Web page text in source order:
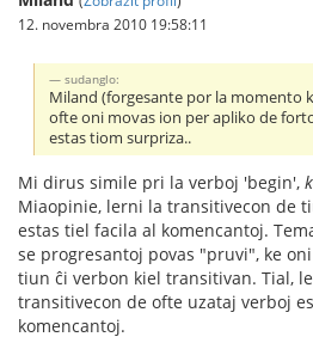
12. novembra 2010 19:58:11
sudanglo:
Miland (forgesante por la momento
ofte oni movas ion per apliko de
estas tiom surpriza..
Mi dirus simile pri la verboj 'begin',
Miaopinie, lerni la transitivecon de
estas tiel facila al komencantoj.
se progresantoj povas "pruvi", ke
tiun ĉi verbon kiel transitivan. Tial,
transitivecon de ofte uzataj verboj
komencantoj.